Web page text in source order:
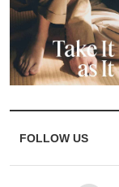
FOLLOW US